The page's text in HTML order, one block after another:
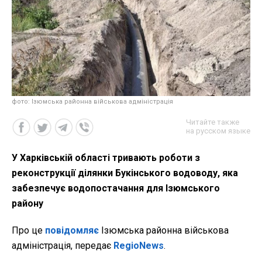
фото: Ізюмська районна військова адміністрація
Читайте также
на русском языке
У Харківській області тривають роботи з
реконструкції ділянки Букінського водоводу, яка
забезпечує водопостачання для Ізюмського
району
Про це повідомляє Ізюмська районна військова
адміністрація, передає RegioNews.